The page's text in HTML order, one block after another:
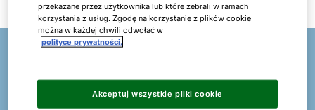
Hubert Berndt
przekazane przez użytkownika lub które zebrali w ramach
korzystania z usług. Zgodę na korzystanie z plików cookie
można w każdej chwili odwołać w
polityce prywatności.
Akceptuj wszystkie pliki cookie